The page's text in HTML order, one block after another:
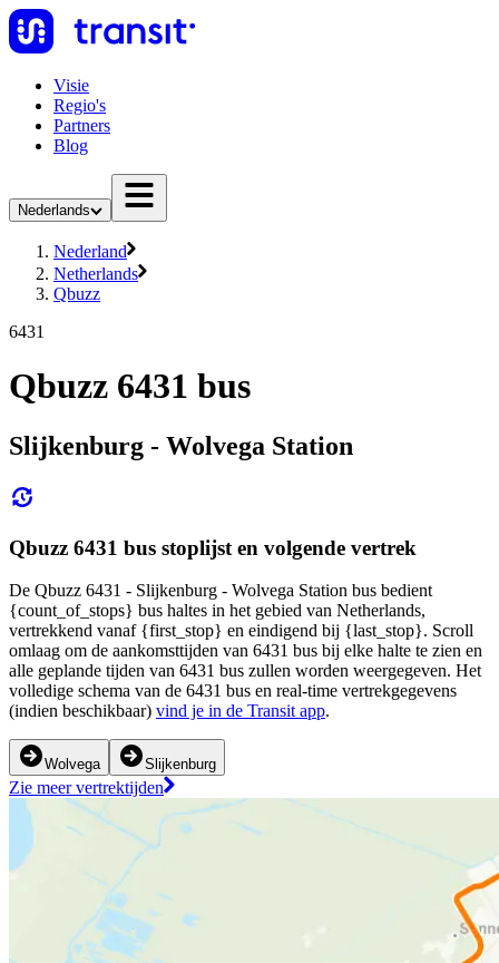
Visie
Regio's
Partners
Blog
Nederlands
Nederland
Netherlands
Qbuzz
6431
Qbuzz 6431 bus
Slijkenburg - Wolvega Station
Qbuzz 6431 bus stoplijst en volgende vertrek
De Qbuzz 6431 - Slijkenburg - Wolvega Station bus bedient
{count_of_stops} bus haltes in het gebied van Netherlands,
vertrekkend vanaf {first_stop} en eindigend bij {last_stop}. Scroll
omlaag om de aankomsttijden van 6431 bus bij elke halte te zien en
alle geplande tijden van 6431 bus zullen worden weergegeven. Het
volledige schema van de 6431 bus en real-time vertrekgegevens
(indien beschikbaar) vind je in de Transit app.
Wolvega Slijkenburg
Zie meer vertrektijden